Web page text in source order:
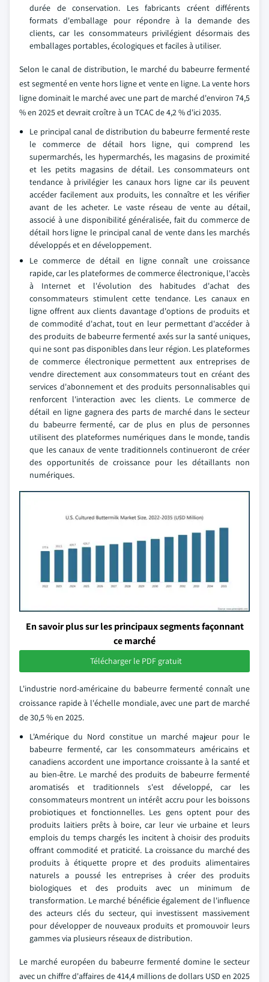
durée de conservation. Les fabricants créent différents
formats d'emballage pour répondre à la demande des
clients, car les consommateurs privilégient désormais des
emballages portables, écologiques et faciles à utiliser.
Selon le canal de distribution, le marché du babeurre fermenté
est segmenté en vente hors ligne et vente en ligne. La vente hors
ligne dominait le marché avec une part de marché d'environ 74,5
% en 2025 et devrait croître à un TCAC de 4,2 % d'ici 2035.
Le principal canal de distribution du babeurre fermenté reste
le commerce de détail hors ligne, qui comprend les
supermarchés, les hypermarchés, les magasins de proximité
et les petits magasins de détail. Les consommateurs ont
tendance à privilégier les canaux hors ligne car ils peuvent
accéder facilement aux produits, les connaître et les vérifier
avant de les acheter. Le vaste réseau de vente au détail,
associé à une disponibilité généralisée, fait du commerce de
détail hors ligne le principal canal de vente dans les marchés
développés et en développement.
Le commerce de détail en ligne connaît une croissance
rapide, car les plateformes de commerce électronique, l'accès
à Internet et l'évolution des habitudes d'achat des
consommateurs stimulent cette tendance. Les canaux en
ligne offrent aux clients davantage d'options de produits et
de commodité d'achat, tout en leur permettant d'accéder à
des produits de babeurre fermenté axés sur la santé uniques,
qui ne sont pas disponibles dans leur région. Les plateformes
de commerce électronique permettent aux entreprises de
vendre directement aux consommateurs tout en créant des
services d'abonnement et des produits personnalisables qui
renforcent l'interaction avec les clients. Le commerce de
détail en ligne gagnera des parts de marché dans le secteur
du babeurre fermenté, car de plus en plus de personnes
utilisent des plateformes numériques dans le monde, tandis
que les canaux de vente traditionnels continueront de créer
des opportunités de croissance pour les détaillants non
numériques.
En savoir plus sur les principaux segments façonnant
ce marché
Télécharger le PDF gratuit
L'industrie nord-américaine du babeurre fermenté connaît une
croissance rapide à l'échelle mondiale, avec une part de marché
de 30,5 % en 2025.
L'Amérique du Nord constitue un marché majeur pour le
babeurre fermenté, car les consommateurs américains et
canadiens accordent une importance croissante à la santé et
au bien-être. Le marché des produits de babeurre fermenté
aromatisés et traditionnels s'est développé, car les
consommateurs montrent un intérêt accru pour les boissons
probiotiques et fonctionnelles. Les gens optent pour des
produits laitiers prêts à boire, car leur vie urbaine et leurs
emplois du temps chargés les incitent à choisir des produits
offrant commodité et praticité. La croissance du marché des
produits à étiquette propre et des produits alimentaires
naturels a poussé les entreprises à créer des produits
biologiques et des produits avec un minimum de
transformation. Le marché bénéficie également de l'influence
des acteurs clés du secteur, qui investissent massivement
pour développer de nouveaux produits et promouvoir leurs
gammes via plusieurs réseaux de distribution.
Le marché européen du babeurre fermenté domine le secteur
avec un chiffre d'affaires de 414,4 millions de dollars USD en 2025